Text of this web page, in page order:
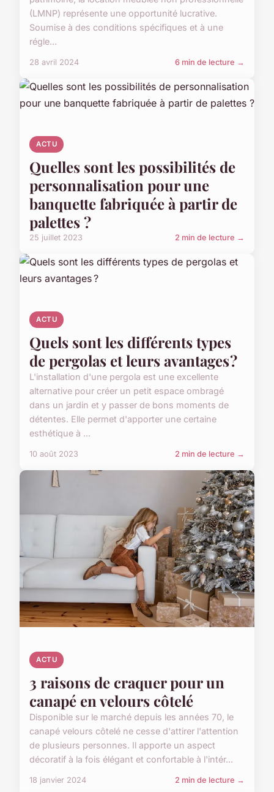
(LMNP) représente une opportunité lucrative.
Soumise à des conditions spécifiques et à une
régle...
28 avril 2024 6 min de lecture →
ACTU
Quelles sont les possibilités de
personnalisation pour une
banquette fabriquée à partir de
palettes ?
25 juillet 2023 2 min de lecture →
ACTU
Quels sont les différents types
de pergolas et leurs avantages ?
L'installation d'une pergola est une excellente
alternative pour créer un petit espace ombragé
dans un jardin et y passer de bons moments de
détentes. Elle permet d'apporter une certaine
esthétique à ...
10 août 2023 2 min de lecture →
ACTU
3 raisons de craquer pour un
canapé en velours côtelé
Disponible sur le marché depuis les années 70, le
canapé velours côtelé ne cesse d'attirer l'attention
de plusieurs personnes. Il apporte un aspect
décoratif à la fois élégant et confortable à l'intér...
18 janvier 2024 2 min de lecture →